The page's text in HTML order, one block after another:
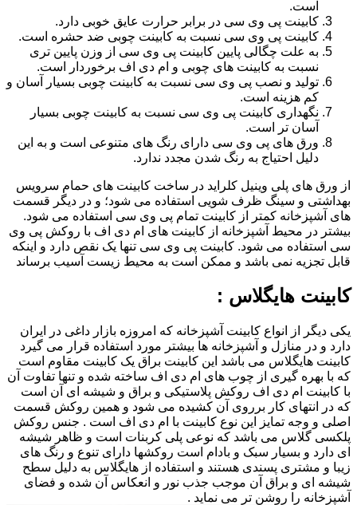
است.
کابینت پی وی سی در برابر حرارت عایق خوبی دارد.
کابینت پی وی سی نسبت به کابینت چوبی ضد حشره است.
به علت چگالی پایین کابینت پی وی سی از وزن پایین تری
نسبت به کابینت های چوبی و ام دی اف برخوردار است.
تولید و نصب پی وی سی نسبت به کابینت چوبی بسیار آسان و
کم هزینه است.
نگهداری کابینت پی وی سی نسبت به کابینت چوبی بسیار
آسان تر است.
ورق های پی وی سی دارای رنگ های متنوعی است و به این
دلیل احتیاج به رنگ شدن مجدد ندارد.
از ورق های پلی وینیل کلراید در ساخت کابینت های حمام سرویس
بهداشتی و سینگ ظرف شویی استفاده می شود؛ و در دیگر قسمت
های آشپزخانه کمتر از کابینت تمام پی وی سی استفاده می شود.
بیشتر در محیط آشپزخانه از کابینت های ام دی اف با روکش پی وی
سی استفاده می شود. کابینت پی وی سی تنها یک نقص دارد و اینکه
قابل تجزیه نمی باشد و ممکن است به محیط زیست آسیب برساند
کابینت هایگلاس :
یکی دیگر از انواع کابینت آشپزخانه که امروزه بازار داغی در ایران
دارد و در منازل و آشپزخانه ها بیشتر مورد استفاده قرار می گیرد
کابینت هایگلاس می باشد این کابینت براق یک کابینت مقاوم است
که با بهره گیری از چوب های ام دی اف ساخته شده و تنها تفاوت آن
با کابینت ام دی اف روکش پلاستیکی و براق و شیشه ای آن است
که در انتهای کار برروی آن کشیده می شود و همین روکش قسمت
اصلی و وجه تمایز این نوع کابینت با ام دی اف است . جنس روکش
پلکسی گلاس می باشد که نوعی پلی کربنات است و ظاهر شیشه
ای دارد و بسیار سبک و بادام است روکشها دارای تنوع و رنگ های
زیبا و مشتری پسندی هستند و استفاده از هایگلاس به دلیل سطح
شیشه ای و براق آن موجب جذب نور و انعکاس آن شده و فضای
آشپزخانه را روشن تر می نماید .